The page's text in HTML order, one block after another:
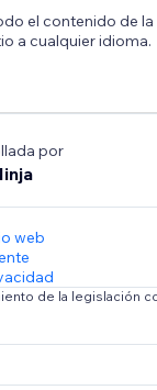
el contenido de la
a cualquier idioma.
por
web
de la legislación